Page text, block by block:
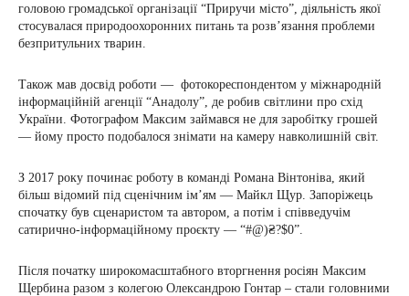
головою громадської організації “Приручи місто”, діяльність якої
стосувалася природоохоронних питань та розв’язання проблеми
безпритульних тварин.
Також мав досвід роботи — фотокореспондентом у міжнародній
інформаційній агенції “Анадолу”, де робив світлини про схід
України. Фотографом Максим займався не для заробітку грошей
— йому просто подобалося знімати на камеру навколишній світ.
З 2017 року починає роботу в команді Романа Вінтоніва, який
більш відомий під сценічним ім’ям — Майкл Щур. Запоріжець
спочатку був сценаристом та автором, а потім і співведучім
сатирично-інформаційному проєкту — “#@)₴?$0”.
Після початку широкомасштабного вторгнення росіян Максим
Щербина разом з колегою Олександрою Гонтар – стали головними